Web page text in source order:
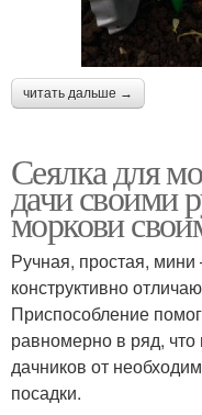
читать дальше →
Сеялка для
дачи своими
моркови
Ручная, простая,
конструктивно
Приспособление
равномерно в ряд, что
дачников от
посадки.